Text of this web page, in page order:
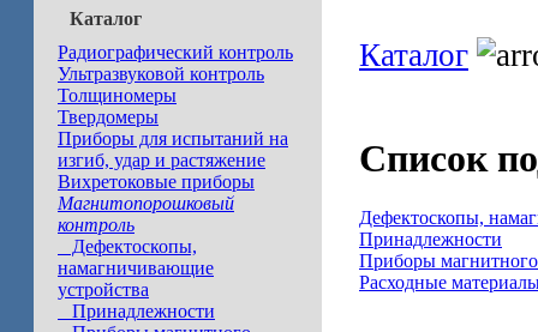
Каталог
Радиографический контроль
Ультразвуковой контроль
Толщиномеры
Твердомеры
Приборы для испытаний на
изгиб, удар и растяжение
Вихретоковые приборы
Магнитопорошковый
контроль
Дефектоскопы,
намагничивающие
устройства
Принадлежности
Каталог
Список
Дефектоскопы,
Принадлежности
Приборы магнитного
Расходные